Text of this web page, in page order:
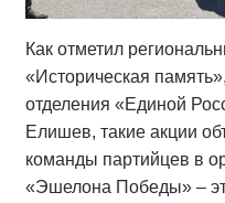
Как отметил
«Историческая
отделения «Единой
Елишев, такие акции
команды партийцев в
«Эшелона Победы» –